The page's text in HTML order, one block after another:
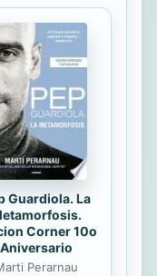
lecciones
de equipos, o
control de
un caudal
que
fácilmente a la
Guardiola. La
Corner 10o
Aniversario
Perarnau